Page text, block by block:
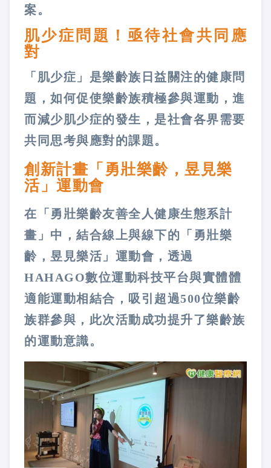
案。
肌少症問題！亟待社會共同應
對
「肌少症」是樂齡族日益關注的健康問
題，如何促使樂齡族積極參與運動，進
而減少肌少症的發生，是社會各界需要
共同思考與應對的課題。
創新計畫「勇壯樂齡，昱見樂
活」運動會
在「勇壯樂齡友善全人健康生態系計
畫」中，結合線上與線下的「勇壯樂
齡，昱見樂活」運動會，透過
HAHAGO數位運動科技平台與實體體
適能運動相結合，吸引超過500位樂齡
族群參與，此次活動成功提升了樂齡族
的運動意識。